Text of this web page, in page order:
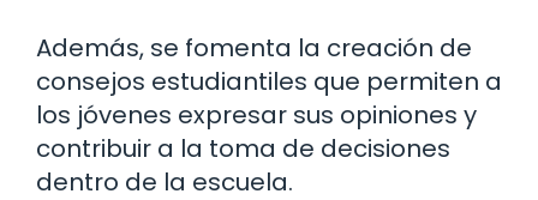
Además, se fomenta la creación de
consejos estudiantiles que permiten a
los jóvenes expresar sus opiniones y
contribuir a la toma de decisiones
dentro de la escuela.